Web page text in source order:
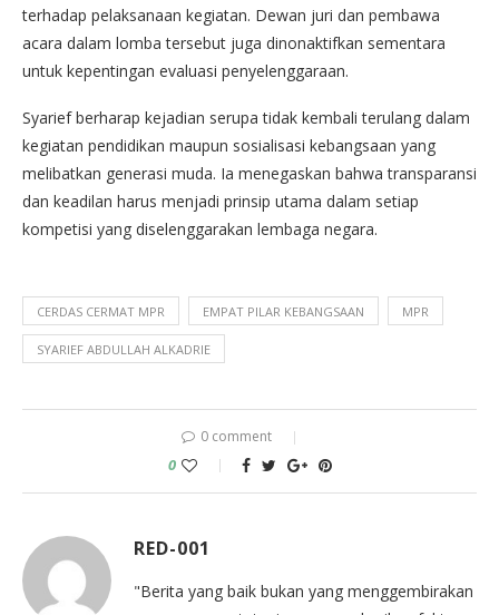
terhadap pelaksanaan kegiatan. Dewan juri dan pembawa
acara dalam lomba tersebut juga dinonaktifkan sementara
untuk kepentingan evaluasi penyelenggaraan.
Syarief berharap kejadian serupa tidak kembali terulang dalam
kegiatan pendidikan maupun sosialisasi kebangsaan yang
melibatkan generasi muda. Ia menegaskan bahwa transparansi
dan keadilan harus menjadi prinsip utama dalam setiap
kompetisi yang diselenggarakan lembaga negara.
CERDAS CERMAT MPR EMPAT PILAR KEBANGSAAN MPR
SYARIEF ABDULLAH ALKADRIE
0 comment
0
RED-001
"Berita yang baik bukan yang menggembirakan